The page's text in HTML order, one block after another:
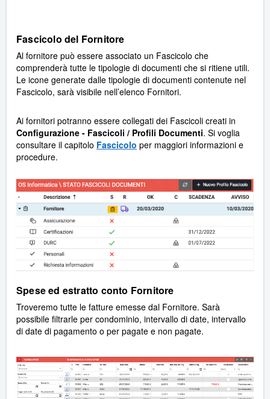
Fascicolo del Fornitore
Al fornitore può essere associato un Fascicolo che
comprenderà tutte le tipologie di documenti che si ritiene utili.
Le icone generate dalle tipologie di documenti contenute nel
Fascicolo, sarà visibile nell’elenco Fornitori.
Ai fornitori potranno essere collegati dei Fascicoli creati in
Configurazione - Fascicoli / Profili Documenti. Si voglia
consultare il capitolo Fascicolo per maggiori informazioni e
procedure.
Spese ed estratto conto Fornitore
Troveremo tutte le fatture emesse dal Fornitore. Sarà
possibile filtrarle per condominio, intervallo di date, intervallo
di date di pagamento o per pagate e non pagate.